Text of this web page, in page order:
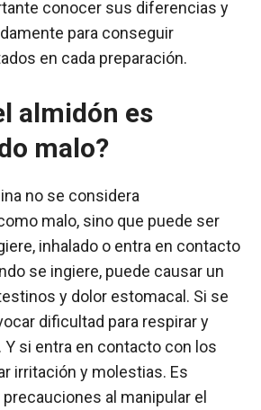
conocer sus diferencias y
para conseguir
en cada preparación.
almidón es
malo?
no se considera
malo, sino que puede ser
inhalado o entra en contacto
se ingiere, puede causar un
y dolor estomacal. Si se
dificultad para respirar y
Y si entra en contacto con los
irritación y molestias. Es
al manipular el